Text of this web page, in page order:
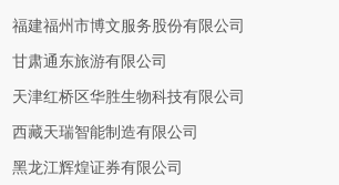
福建福州市博文服务股份有限公司
甘肃通东旅游有限公司
天津红桥区华胜生物科技有限公司
西藏天瑞智能制造有限公司
黑龙江辉煌证券有限公司